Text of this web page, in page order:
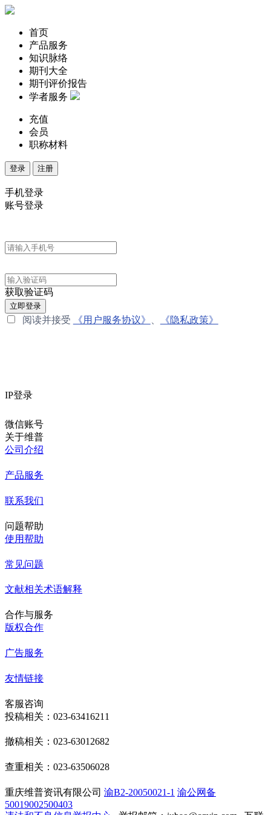
首页
产品服务
知识脉络
期刊大全
期刊评价报告
学者服务
充值
会员
职称材料
登录 注册
手机登录
账号登录
获取验证码
立即登录
阅读并接受 《用户服务协议》 《隐私政策》
IP登录
微信账号
关于维普
公司介绍
产品服务
联系我们
问题帮助
使用帮助
常见问题
文献相关术语解释
合作与服务
版权合作
广告服务
友情链接
客服咨询
投稿相关：023-63416211
撤稿相关：023-63012682
查重相关：023-63506028
重庆维普资讯有限公司 渝B2-20050021-1 渝公网备
50019002500403